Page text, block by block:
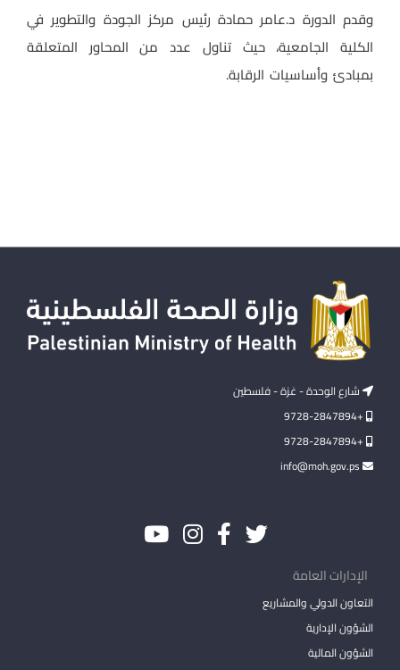
وقدم الدورة د.عامر حمادة رئيس مركز الجودة والتطوير في
الكلية الجامعية، حيث تناول عدد من المحاور المتعلقة
بمبادئ وأساسيات الرقابة.
شارع الوحدة - غزة - فلسطين
+9728-2847894
+9728-2847894
الإدارات العامة
التعاون الدولي والمشاريع
الشؤون الإدارية
الشؤون المالية